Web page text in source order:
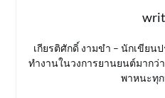
เกียรติศักดิ์ งามขำ – นักเขียน
ทำงานในวงการยานยนต์มาก
พาหนะทุ